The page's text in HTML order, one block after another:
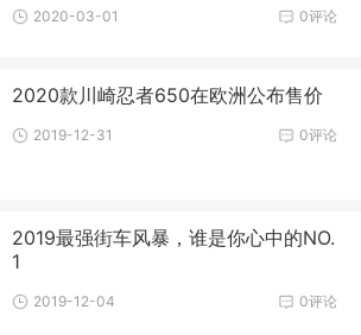
0评论
2020-03-01
2020款川崎忍者650在欧洲公布售价
0评论
2019-12-31
2019最强街车风暴，谁是你心中的NO.
1
0评论
2019-12-04